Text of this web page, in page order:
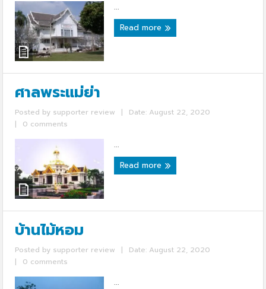
...
Read more
ศาลพระแม่ย่า
Posted by supporter review |
Date: August 22, 2020
|
0 comments
...
Read more
บ้านไม้หอม
Posted by supporter review |
Date: August 22, 2020
|
0 comments
...